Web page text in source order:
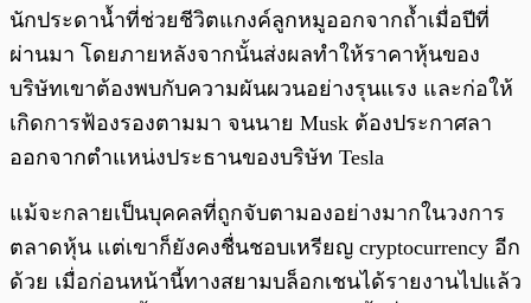
นักประดาน้ำที่ช่วยชีวิตแกงค์ลูกหมูออกจากถ้ำเมื่อปีที่
ผ่านมา โดยภายหลังจากนั้นส่งผลทำให้ราคาหุ้นของ
บริษัทเขาต้องพบกับความผันผวนอย่างรุนแรง และก่อให้
เกิดการฟ้องรองตามมา จนนาย Musk ต้องประกาศลา
ออกจากตำแหน่งประธานของบริษัท Tesla
แม้จะกลายเป็นบุคคลที่ถูกจับตามองอย่างมากในวงการ
ตลาดหุ้น แต่เขาก็ยังคงชื่นชอบเหรียญ cryptocurrency อีก
ด้วย เมื่อก่อนหน้านี้ทางสยามบล็อกเชนได้รายงานไปแล้ว